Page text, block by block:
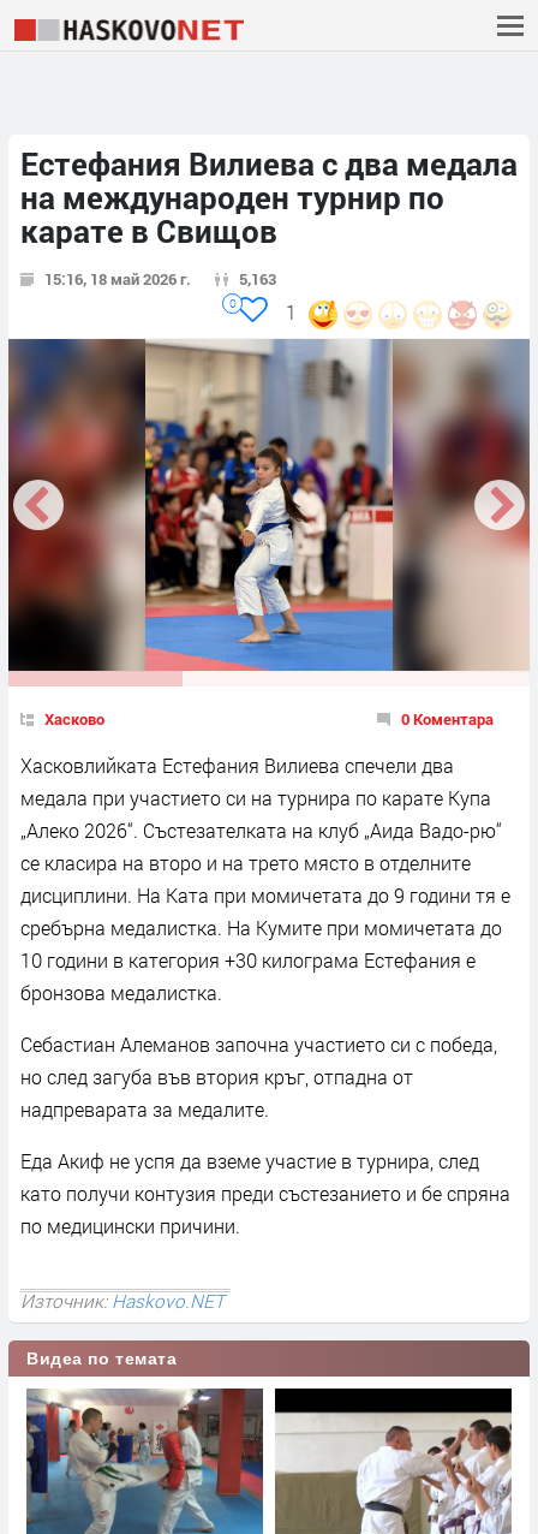
Естефания Вилиева с два медала
на международен турнир по
карате в Свищов
15:16, 18 май 2026 г. 5,163
1
0
Хасково 0 Коментара
Хасковлийката Естефания Вилиева спечели два
медала при участието си на турнира по карате Купа
„Алеко 2026“. Състезателката на клуб „Аида Вадо-рю“
се класира на второ и на трето място в отделните
дисциплини. На Ката при момичетата до 9 години тя е
сребърна медалистка. На Кумите при момичетата до
10 години в категория +30 килограма Естефания е
бронзова медалистка.
Себастиан Алеманов започна участието си с победа,
но след загуба във втория кръг, отпадна от
надпреварата за медалите.
Еда Акиф не успя да вземе участие в турнира, след
като получи контузия преди състезанието и бе спряна
по медицински причини.
Източник:Haskovo.NET
Видеа по темата